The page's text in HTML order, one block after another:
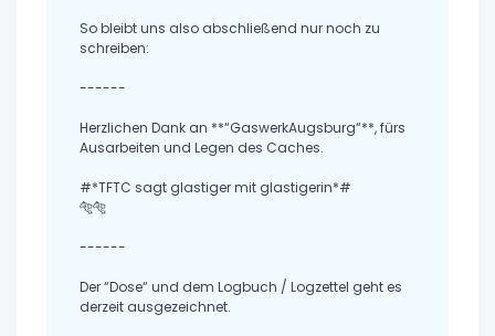
So bleibt uns also abschließend nur noch zu
schreiben:
------
Herzlichen Dank an **“GaswerkAugsburg“**, fürs
Ausarbeiten und Legen des Caches.
#*TFTC sagt glastiger mit glastigerin*#
🐅🐅
------
Der “Dose“ und dem Logbuch / Logzettel geht es
derzeit ausgezeichnet.